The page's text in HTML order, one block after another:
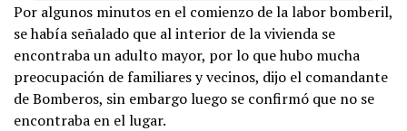
Por algunos minutos en el comienzo de la labor bomberil,
se había señalado que al interior de la vivienda se
encontraba un adulto mayor, por lo que hubo mucha
preocupación de familiares y vecinos, dijo el comandante
de Bomberos, sin embargo luego se confirmó que no se
encontraba en el lugar.